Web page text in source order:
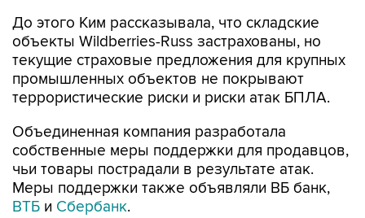
До этого Ким рассказывала, что складские
объекты Wildberries-Russ застрахованы, но
текущие страховые предложения для крупных
промышленных объектов не покрывают
террористические риски и риски атак БПЛА.
Объединенная компания разработала
собственные меры поддержки для продавцов,
чьи товары пострадали в результате атак.
Меры поддержки также объявляли ВБ банк,
ВТБ и Сбербанк.